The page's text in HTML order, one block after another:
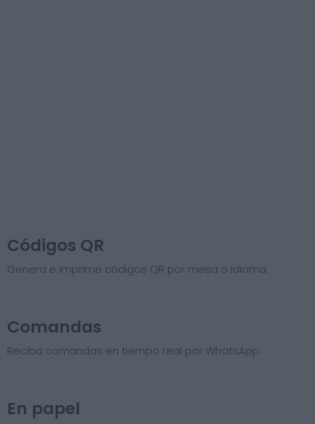
Códigos QR
Genera e imprime códigos QR por mesa o idioma.
Comandas
Reciba comandas en tiempo real por WhatsApp.
En papel